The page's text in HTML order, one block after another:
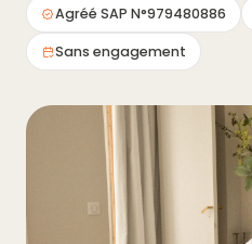
Agréé SAP N°979480886
Sans engagement